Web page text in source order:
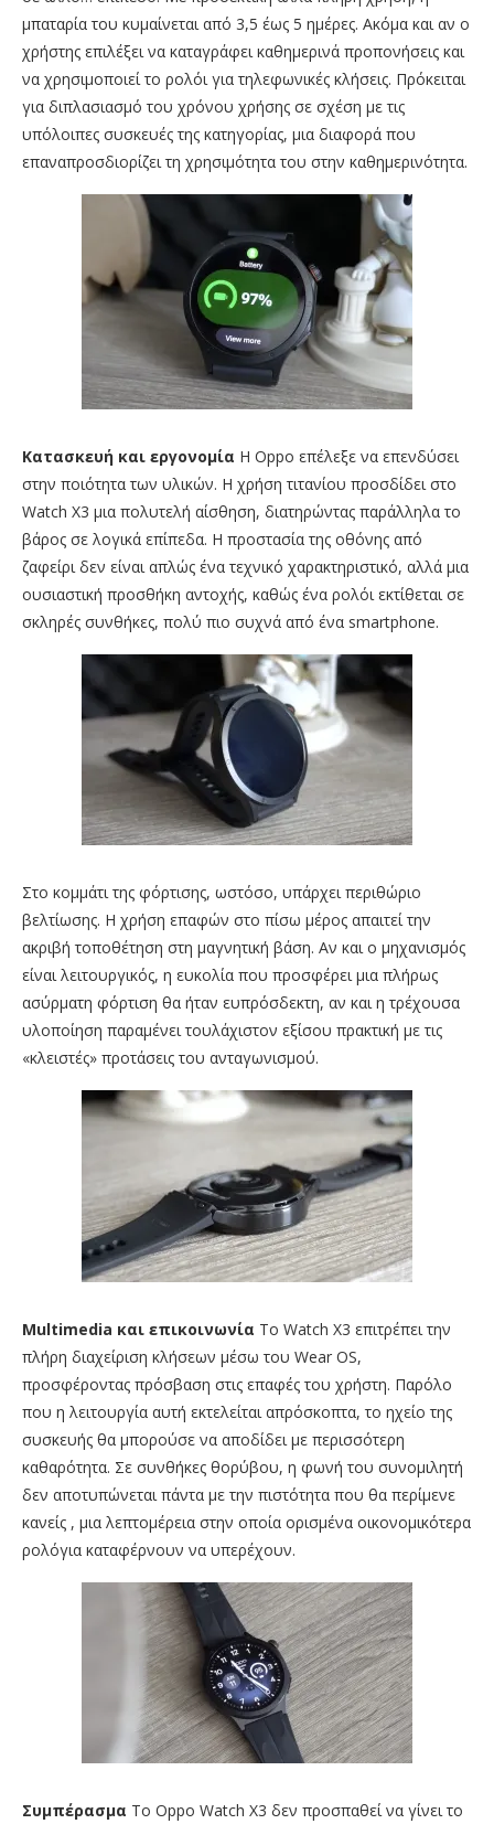
μπαταρία του κυμαίνεται από 3,5 έως 5 ημέρες. Ακόμα και αν ο
χρήστης επιλέξει να καταγράφει καθημερινά προπονήσεις και
να χρησιμοποιεί το ρολόι για τηλεφωνικές κλήσεις. Πρόκειται
για διπλασιασμό του χρόνου χρήσης σε σχέση με τις
υπόλοιπες συσκευές της κατηγορίας, μια διαφορά που
επαναπροσδιορίζει τη χρησιμότητα του στην καθημερινότητα.
Κατασκευή και εργονομία Η Oppo επέλεξε να επενδύσει
στην ποιότητα των υλικών. Η χρήση τιτανίου προσδίδει στο
Watch X3 μια πολυτελή αίσθηση, διατηρώντας παράλληλα το
βάρος σε λογικά επίπεδα. Η προστασία της οθόνης από
ζαφείρι δεν είναι απλώς ένα τεχνικό χαρακτηριστικό, αλλά μια
ουσιαστική προσθήκη αντοχής, καθώς ένα ρολόι εκτίθεται σε
σκληρές συνθήκες, πολύ πιο συχνά από ένα smartphone.
Στο κομμάτι της φόρτισης, ωστόσο, υπάρχει περιθώριο
βελτίωσης. Η χρήση επαφών στο πίσω μέρος απαιτεί την
ακριβή τοποθέτηση στη μαγνητική βάση. Αν και ο μηχανισμός
είναι λειτουργικός, η ευκολία που προσφέρει μια πλήρως
ασύρματη φόρτιση θα ήταν ευπρόσδεκτη, αν και η τρέχουσα
υλοποίηση παραμένει τουλάχιστον εξίσου πρακτική με τις
«κλειστές» προτάσεις του ανταγωνισμού.
Multimedia και επικοινωνία Το Watch X3 επιτρέπει την
πλήρη διαχείριση κλήσεων μέσω του Wear OS,
προσφέροντας πρόσβαση στις επαφές του χρήστη. Παρόλο
που η λειτουργία αυτή εκτελείται απρόσκοπτα, το ηχείο της
συσκευής θα μπορούσε να αποδίδει με περισσότερη
καθαρότητα. Σε συνθήκες θορύβου, η φωνή του συνομιλητή
δεν αποτυπώνεται πάντα με την πιστότητα που θα περίμενε
κανείς , μια λεπτομέρεια στην οποία ορισμένα οικονομικότερα
ρολόγια καταφέρνουν να υπερέχουν.
Συμπέρασμα Το Oppo Watch X3 δεν προσπαθεί να γίνει το